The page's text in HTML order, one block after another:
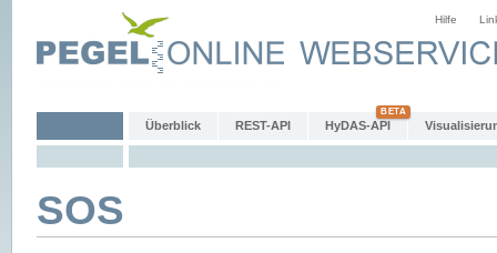
Hilfe
Überblick REST-API HyDAS-API
SOS